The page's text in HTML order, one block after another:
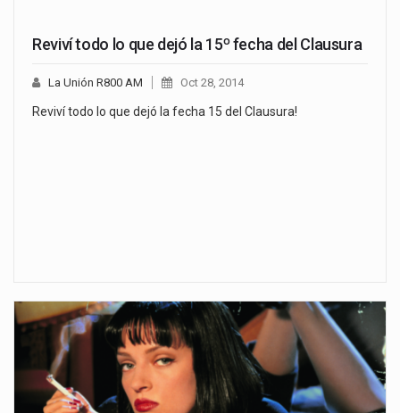
Reviví todo lo que dejó la 15º fecha del Clausura
La Unión R800 AM Oct 28, 2014
Reviví todo lo que dejó la fecha 15 del Clausura!